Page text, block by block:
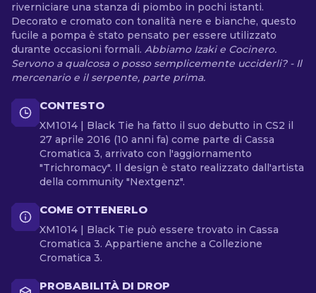
riverniciare una stanza di piombo in pochi istanti.
Decorato e cromato con tonalità nere e bianche, questo
fucile a pompa è stato pensato per essere utilizzato
durante occasioni formali. Abbiamo Izaki e Cocinero.
Servono a qualcosa o posso semplicemente ucciderli? - Il
mercenario e il serpente, parte prima.
CONTESTO
XM1014 | Black Tie ha fatto il suo debutto in CS2 il
27 aprile 2016 (10 anni fa) come parte di Cassa
Cromatica 3, arrivato con l'aggiornamento
"Trichromacy". Il design è stato realizzato dall'artista
della community "Nextgenz".
COME OTTENERLO
XM1014 | Black Tie può essere trovato in Cassa
Cromatica 3. Appartiene anche a Collezione
Cromatica 3.
PROBABILITÀ DI DROP